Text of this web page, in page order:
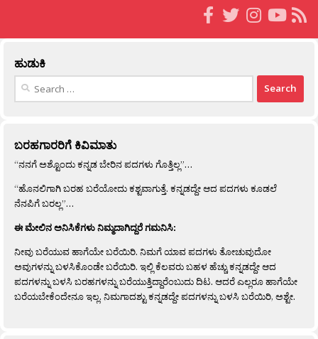
ಹುಡುಕಿ
Search
ಬರಹಗಾರರಿಗೆ ಕಿವಿಮಾತು
“ನನಗೆ ಅಶ್ಟೊಂದು ಕನ್ನಡ ಬೇರಿನ ಪದಗಳು ಗೊತ್ತಿಲ್ಲ”…
“ಹೊನಲಿಗಾಗಿ ಬರಹ ಬರೆಯೋದು ಕಶ್ಟವಾಗುತ್ತೆ. ಕನ್ನಡದ್ದೇ ಆದ ಪದಗಳು ಕೂಡಲೆ
ನೆನಪಿಗೆ ಬರಲ್ಲ”…
ಈ ಮೇಲಿನ ಅನಿಸಿಕೆಗಳು ನಿಮ್ಮದಾಗಿದ್ದರೆ ಗಮನಿಸಿ:
ನೀವು ಬರೆಯುವ ಹಾಗೆಯೇ ಬರೆಯಿರಿ. ನಿಮಗೆ ಯಾವ ಪದಗಳು ತೋಚುವುದೋ
ಅವುಗಳನ್ನು ಬಳಸಿಕೊಂಡೇ ಬರೆಯಿರಿ. ಇಲ್ಲಿ ಕೆಲವರು ಬಹಳ ಹೆಚ್ಚು ಕನ್ನಡದ್ದೇ ಆದ
ಪದಗಳನ್ನು ಬಳಸಿ ಬರಹಗಳನ್ನು ಬರೆಯುತ್ತಿದ್ದಾರೆಂಬುದು ದಿಟ. ಆದರೆ ಎಲ್ಲರೂ ಹಾಗೆಯೇ
ಬರೆಯಬೇಕೆಂದೇನೂ ಇಲ್ಲ. ನಿಮಗಾದಶ್ಟು ಕನ್ನಡದ್ದೇ ಪದಗಳನ್ನು ಬಳಸಿ ಬರೆಯಿರಿ, ಅಶ್ಟೇ.